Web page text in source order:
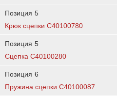
Позиция 5
Крюк сцепки C40100780
Позиция 5
Сцепка C40100280
Позиция 6
Пружина сцепки C40100087